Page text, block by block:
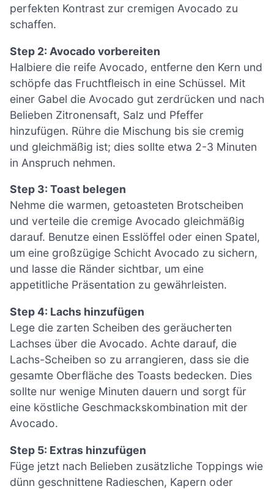
perfekten Kontrast zur cremigen Avocado zu
schaffen.
Step 2: Avocado vorbereiten
Halbiere die reife Avocado, entferne den Kern und
schöpfe das Fruchtfleisch in eine Schüssel. Mit
einer Gabel die Avocado gut zerdrücken und nach
Belieben Zitronensaft, Salz und Pfeffer
hinzufügen. Rühre die Mischung bis sie cremig
und gleichmäßig ist; dies sollte etwa 2-3 Minuten
in Anspruch nehmen.
Step 3: Toast belegen
Nehme die warmen, getoasteten Brotscheiben
und verteile die cremige Avocado gleichmäßig
darauf. Benutze einen Esslöffel oder einen Spatel,
um eine großzügige Schicht Avocado zu sichern,
und lasse die Ränder sichtbar, um eine
appetitliche Präsentation zu gewährleisten.
Step 4: Lachs hinzufügen
Lege die zarten Scheiben des geräucherten
Lachses über die Avocado. Achte darauf, die
Lachs-Scheiben so zu arrangieren, dass sie die
gesamte Oberfläche des Toasts bedecken. Dies
sollte nur wenige Minuten dauern und sorgt für
eine köstliche Geschmackskombination mit der
Avocado.
Step 5: Extras hinzufügen
Füge jetzt nach Belieben zusätzliche Toppings wie
dünn geschnittene Radieschen, Kapern oder